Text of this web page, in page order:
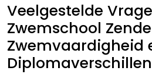
Veelgestelde
Zwemschool
Zwemvaardigheid
Diplomaverschillen